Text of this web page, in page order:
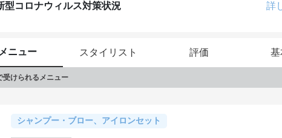
型コロナウィルス対策状況 詳
メニュー スタイリスト 評価 基
受けられるメニュー
シャンプー・ブロー、アイロンセット